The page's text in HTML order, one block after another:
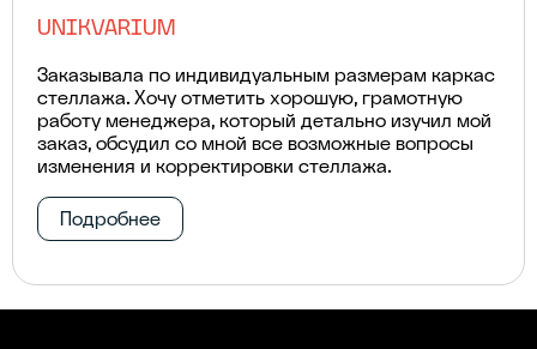
UNIKVARIUM
Заказывала по индивидуальным размерам каркас
стеллажа. Хочу отметить хорошую, грамотную
работу менеджера, который детально изучил мой
заказ, обсудил со мной все возможные вопросы
изменения и корректировки стеллажа.
Подробнее